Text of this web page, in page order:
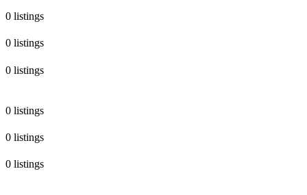
0 listings
0 listings
0 listings
0 listings
0 listings
0 listings